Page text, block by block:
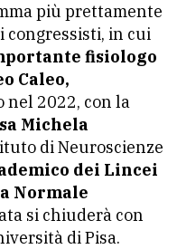
più prettamente
congressisti, in cui
fisiologo
Caleo,
nel 2022, con la
Michela
di Neuroscienze
dei Lincei
Normale
si chiuderà con
di Pisa.